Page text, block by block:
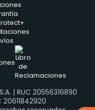
| RUC 20556316890
20611842920